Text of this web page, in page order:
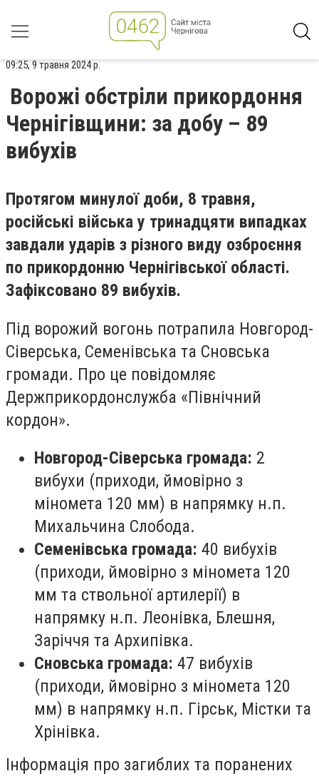
09:25, 9 травня 2024 р.
Ворожі обстріли прикордоння
Чернігівщини: за добу – 89
вибухів
Протягом минулої доби, 8 травня,
російські війська у тринадцяти випадках
завдали ударів з різного виду озброєння
по прикордонню Чернігівської області.
Зафіксовано 89 вибухів.
Під ворожий вогонь потрапила Новгород-
Сіверська, Семенівська та Сновська
громади. Про це повідомляє
Держприкордонслужба «Північний
кордон».
Новгород-Сіверська громада: 2
вибухи (приходи, ймовірно з
міномета 120 мм) в напрямку н.п.
Михальчина Слобода.
Семенівська громада: 40 вибухів
(приходи, ймовірно з міномета 120
мм та ствольної артилерії) в
напрямку н.п. Леонівка, Блешня,
Заріччя та Архипівка.
Сновська громада: 47 вибухів
(приходи, ймовірно з міномета 120
мм) в напрямку н.п. Гірськ, Містки та
Хрінівка.
Інформація про загиблих та поранених